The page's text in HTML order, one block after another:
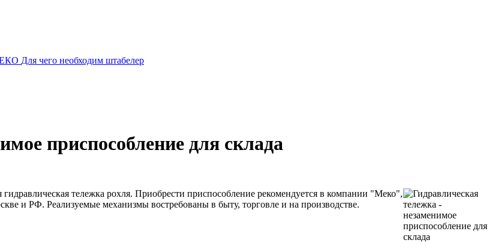
Для чего необходим штабелер
приспособление для склада
гидравлическая тележка рохля. Приобрести приспособление рекомендуется в компании "Меко",
и РФ. Реализуемые механизмы востребованы в быту, торговле и на производстве.